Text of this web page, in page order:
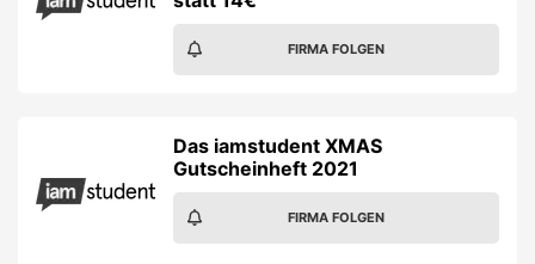
FIRMA FOLGEN
Das iamstudent XMAS
Gutscheinheft 2021
FIRMA FOLGEN